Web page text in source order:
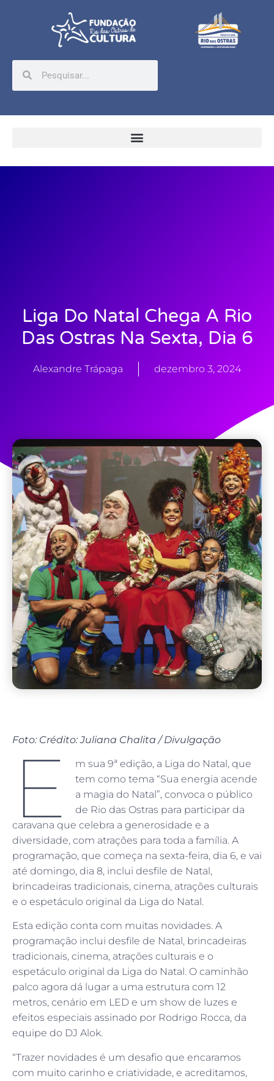
Liga Do Natal Chega A Rio
Das Ostras Na Sexta, Dia 6
Alexandre Trápaga dezembro 3, 2024
Foto: Crédito: Juliana Chalita / Divulgação
E
m sua 9ª edição, a Liga do Natal, que
tem como tema “Sua energia acende
a magia do Natal”, convoca o público
de Rio das Ostras para participar da
caravana que celebra a generosidade e a
diversidade, com atrações para toda a família. A
programação, que começa na sexta-feira, dia 6, e vai
até domingo, dia 8, inclui desfile de Natal,
brincadeiras tradicionais, cinema, atrações culturais
e o espetáculo original da Liga do Natal.
Esta edição conta com muitas novidades. A
programação inclui desfile de Natal, brincadeiras
tradicionais, cinema, atrações culturais e o
espetáculo original da Liga do Natal. O caminhão
palco agora dá lugar a uma estrutura com 12
metros, cenário em LED e um show de luzes e
efeitos especiais assinado por Rodrigo Rocca, da
equipe do DJ Alok.
“Trazer novidades é um desafio que encaramos
com muito carinho e criatividade, e acreditamos,